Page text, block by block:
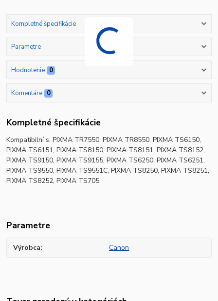
Kompletné špecifikácie
Parametre
Hodnotenie 0
Komentáre 0
Kompletné špecifikácie
Kompatibilní s: PIXMA TR7550, PIXMA TR8550, PIXMA TS6150,
PIXMA TS6151, PIXMA TS8150, PIXMA TS8151, PIXMA TS8152,
PIXMA TS9150, PIXMA TS9155, PIXMA TS6250, PIXMA TS6251,
PIXMA TS9550, PIXMA TS9551C, PIXMA TS8250, PIXMA TS8251,
PIXMA TS8252, PIXMA TS705
Parametre
Výrobca Canon